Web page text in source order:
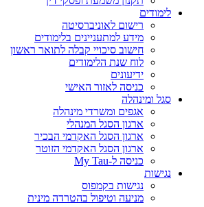
לימודים
רישום לאוניברסיטה
מידע למתעניינים בלימודים
חישוב סיכויי קבלה לתואר ראשון
לוח שנת הלימודים
ידיעונים
כניסה לאזור האישי
סגל ומינהלה
אגפים ומשרדי מינהלה
ארגון הסגל המנהלי
ארגון הסגל האקדמי הבכיר
ארגון הסגל האקדמי הזוטר
כניסה ל-My Tau
נגישות
נגישות בקמפוס
מניעה וטיפול בהטרדה מינית